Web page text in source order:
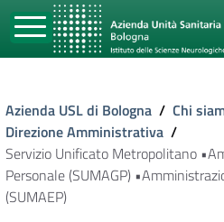
Azienda USL di Bologna / Chi
Direzione Amministrativa /
Servizio Unificato Metropolitano
Personale (SUMAGP)
(SUMAEP)